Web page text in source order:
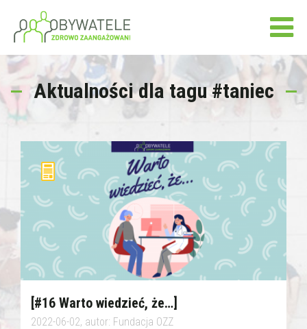
Aktualności dla tagu #taniec
[#16 Warto wiedzieć, że…]
2022-06-02, autor: Fundacja OZZ